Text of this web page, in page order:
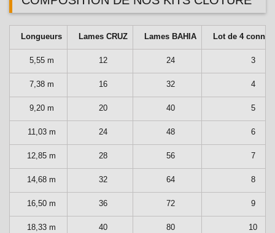
Longueurs Lames CRUZ Lames BAHIA Lot de 4
5,55 m 12 24 3
7,38 m 16 32 4
9,20 m 20 40 5
11,03 m 24 48 6
12,85 m 28 56 7
14,68 m 32 64 8
16,50 m 36 72 9
18,33 m 40 80 10